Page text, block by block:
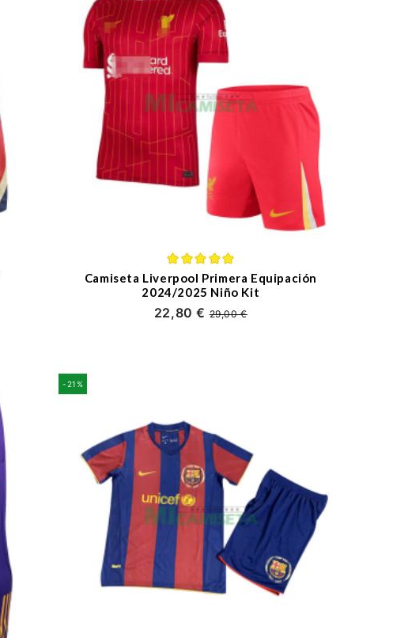
Camiseta Liverpool Primera Equipación
2024/2025 Niño Kit
22,80 €29,00 €
-21%